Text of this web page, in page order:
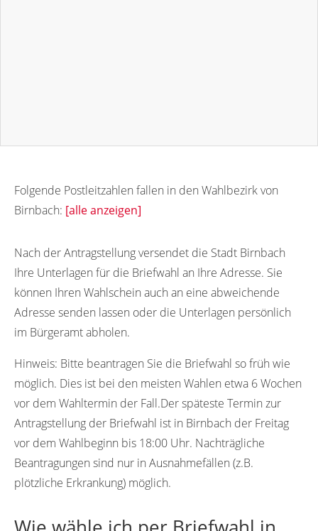
Folgende Postleitzahlen fallen in den Wahlbezirk von
Birnbach: [alle anzeigen]
Nach der Antragstellung versendet die Stadt Birnbach
Ihre Unterlagen für die Briefwahl an Ihre Adresse. Sie
können Ihren Wahlschein auch an eine abweichende
Adresse senden lassen oder die Unterlagen persönlich
im Bürgeramt abholen.
Hinweis: Bitte beantragen Sie die Briefwahl so früh wie
möglich. Dies ist bei den meisten Wahlen etwa 6 Wochen
vor dem Wahltermin der Fall.Der späteste Termin zur
Antragstellung der Briefwahl ist in Birnbach der Freitag
vor dem Wahlbeginn bis 18:00 Uhr. Nachträgliche
Beantragungen sind nur in Ausnahmefällen (z.B.
plötzliche Erkrankung) möglich.